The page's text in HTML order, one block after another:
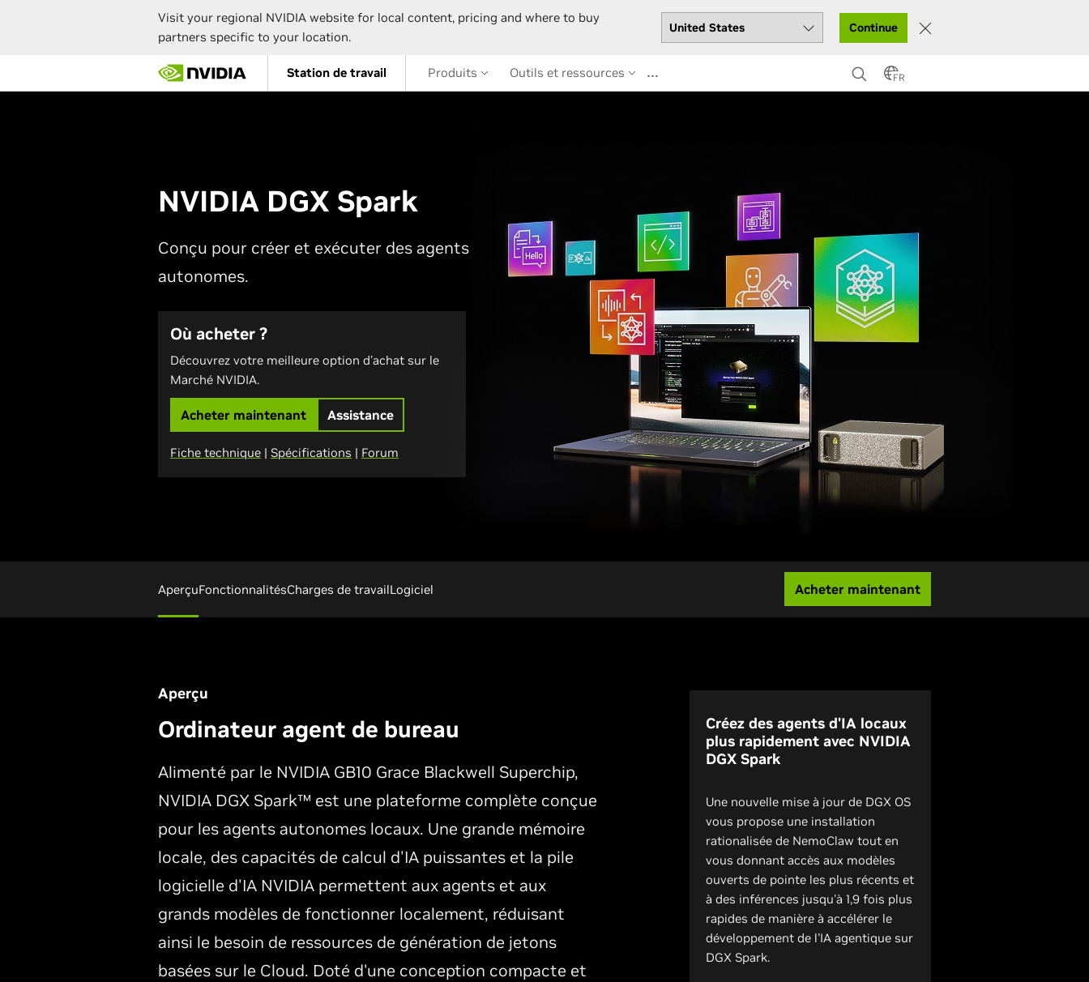
Visit your regional NVIDIA website for local content, pricing and where to buy
partners specific to your location.
Continue
main
Station de travail Produits Outils et ressources … FR
NVIDIA DGX Spark
Conçu pour créer et exécuter des agents
autonomes.
Où acheter ?
Découvrez votre meilleure option d'achat sur le
Marché NVIDIA.
Acheter maintenant Assistance
Fiche technique | Spécifications | Forum
AperçuFonctionnalitésCharges de travailLogiciel Acheter maintenant
Aperçu
Ordinateur agent de bureau
Alimenté par le NVIDIA GB10 Grace Blackwell Superchip,
NVIDIA DGX Spark™ est une plateforme complète conçue
pour les agents autonomes locaux. Une grande mémoire
locale, des capacités de calcul d'IA puissantes et la pile
logicielle d'IA NVIDIA permettent aux agents et aux
grands modèles de fonctionner localement, réduisant
ainsi le besoin de ressources de génération de jetons
basées sur le Cloud. Doté d'une conception compacte et
Créez des agents d'IA locaux
plus rapidement avec NVIDIA
DGX Spark
Une nouvelle mise à jour de DGX OS
vous propose une installation
rationalisée de NemoClaw tout en
vous donnant accès aux modèles
ouverts de pointe les plus récents et
à des inférences jusqu'à 1,9 fois plus
rapides de manière à accélérer le
développement de l'IA agentique sur
DGX Spark.